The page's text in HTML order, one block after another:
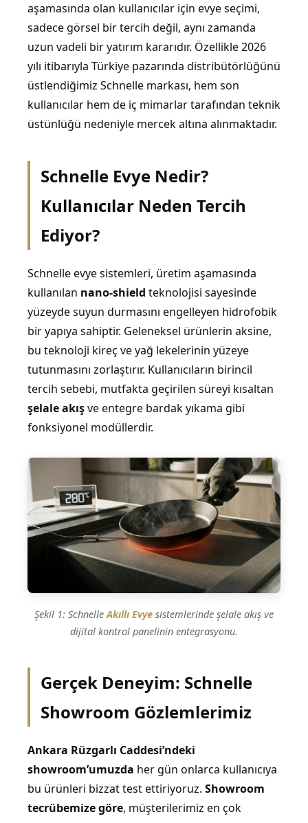
aşamasında olan kullanıcılar için evye seçimi,
sadece görsel bir tercih değil, aynı zamanda
uzun vadeli bir yatırım kararıdır. Özellikle 2026
yılı itibarıyla Türkiye pazarında distribütörlüğünü
üstlendiğimiz Schnelle markası, hem son
kullanıcılar hem de iç mimarlar tarafından teknik
üstünlüğü nedeniyle mercek altına alınmaktadır.
Schnelle Evye Nedir?
Kullanıcılar Neden Tercih
Ediyor?
Schnelle evye sistemleri, üretim aşamasında
kullanılan nano-shield teknolojisi sayesinde
yüzeyde suyun durmasını engelleyen hidrofobik
bir yapıya sahiptir. Geleneksel ürünlerin aksine,
bu teknoloji kireç ve yağ lekelerinin yüzeye
tutunmasını zorlaştırır. Kullanıcıların birincil
tercih sebebi, mutfakta geçirilen süreyi kısaltan
şelale akışve entegre bardak yıkama gibi
fonksiyonel modüllerdir.
Şekil 1: Schnelle Akıllı Evye sistemlerinde şelale akış ve
dijital kontrol panelinin entegrasyonu.
Gerçek Deneyim: Schnelle
Showroom Gözlemlerimiz
Ankara Rüzgarlı Caddesi’ndeki
showroom’umuzda her gün onlarca kullanıcıya
bu ürünleri bizzat test ettiriyoruz. Showroom
tecrübemize göre, müşterilerimiz en çok